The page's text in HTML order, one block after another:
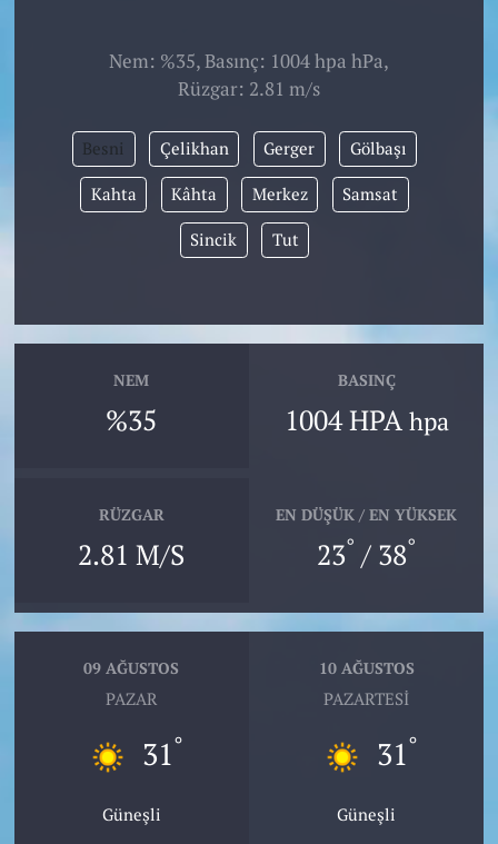
Nem: %35, Basınç: 1004 hpa hPa,
Rüzgar: 2.81 m/s
Besni Çelikhan Gerger Gölbaşı
Kahta Kâhta Merkez Samsat
Sincik Tut
NEM
%35
BASINÇ
1004 HPA hpa
RÜZGAR
2.81 M/S
EN DÜŞÜK / EN YÜKSEK
23° / 38°
09 AĞUSTOS
PAZAR
31°
Güneşli
10 AĞUSTOS
PAZARTESI
31°
Güneşli